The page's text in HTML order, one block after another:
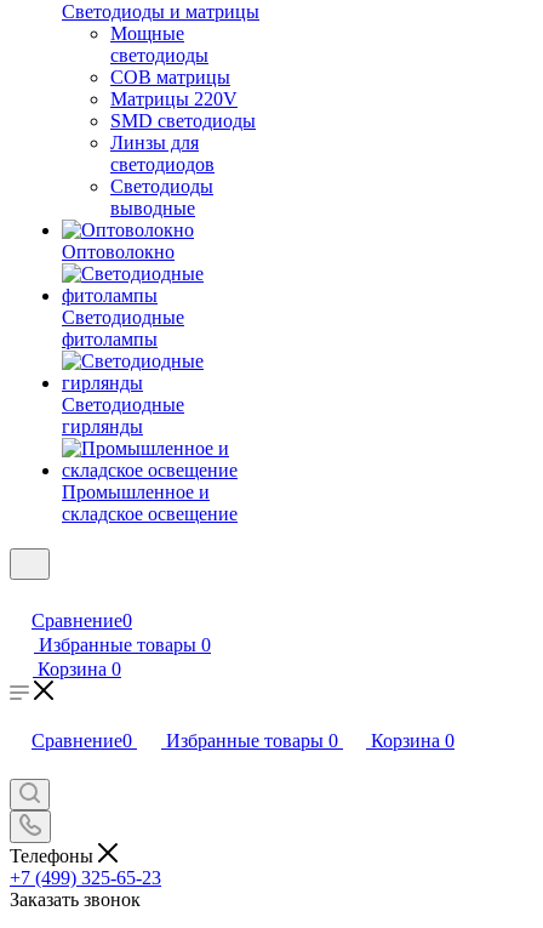
Светодиоды и матрицы
Мощные
светодиоды
COB матрицы
Матрицы 220V
SMD светодиоды
Линзы для
светодиодов
Светодиоды
выводные
Оптоволокно
Светодиодные
фитолампы
Светодиодные
гирлянды
Промышленное и
складское освещение
Сравнение0
Избранные товары 0
Корзина 0
Сравнение0 Избранные товары 0 Корзина 0
Телефоны
+7 (499) 325-65-23
Заказать звонок